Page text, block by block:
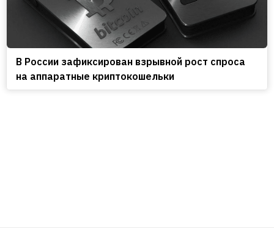
В России зафиксирован взрывной рост спроса
на аппаратные криптокошельки